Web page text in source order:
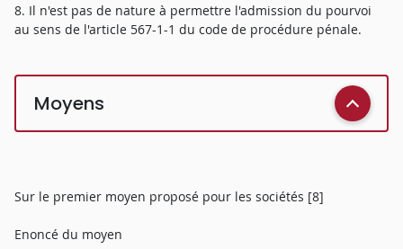
8. Il n'est pas de nature à permettre l'admission du pourvoi
au sens de l'article 567-1-1 du code de procédure pénale.
Moyens
Sur le premier moyen proposé pour les sociétés [8]
Enoncé du moyen